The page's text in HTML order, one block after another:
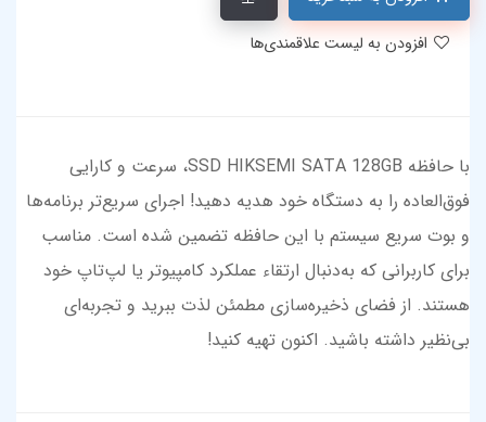
با حافظه SSD HIKSEMI SATA 128GB، سرعت و کارایی
فوق‌العاده را به دستگاه خود هدیه دهید! اجرای سریع‌تر برنامه‌ها
و بوت سریع سیستم با این حافظه تضمین شده است. مناسب
برای کاربرانی که به‌دنبال ارتقاء عملکرد کامپیوتر یا لپ‌تاپ خود
هستند. از فضای ذخیره‌سازی مطمئن لذت ببرید و تجربه‌ای
بی‌نظیر داشته باشید. اکنون تهیه کنید!